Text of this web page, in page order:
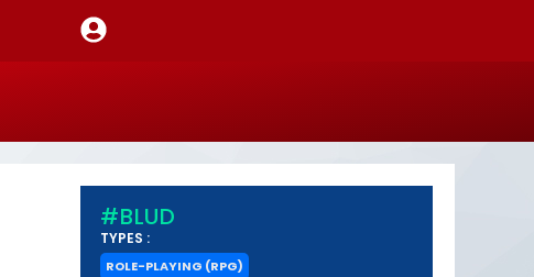
#BLUD
TYPES :
ROLE-PLAYING (RPG)